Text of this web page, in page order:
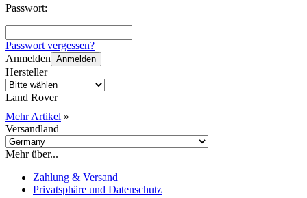
Passwort:
Passwort vergessen?
Anmelden Anmelden
Hersteller
Land Rover
Mehr Artikel »
Versandland
Mehr über...
Zahlung & Versand
Privatsphäre und Datenschutz